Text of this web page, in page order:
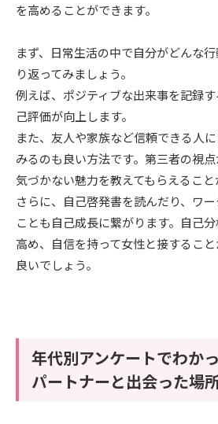
を高めることができます。
まず、日常生活の中で自分がどんな
り返ってみましょう。
例えば、ポジティブな出来事を記録
己評価が向上します。
また、友人や家族など信頼できる人
みるのも良い方法です。第三者の視
気づかない魅力を教えてもらえること
さらに、自己啓発書を読んだり、ワ
ことも自己成長に繋がります。自己
高め、自信を持って女性と接するこ
良いでしょう。
年代別アンケートでわか
パートナーと出会った場